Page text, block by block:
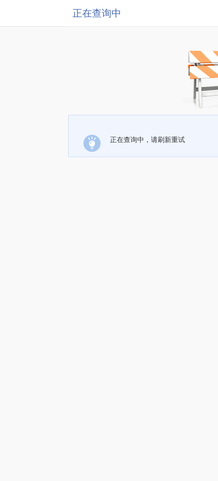
正在查询中
正在查询中，请刷新重试